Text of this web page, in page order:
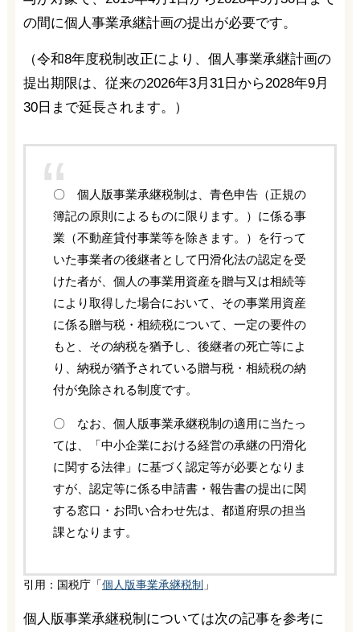
の間に個人事業承継計画の提出が必要です。
（令和8年度税制改正により、個人事業承継計画の
提出期限は、従来の2026年3月31日から2028年9月
30日まで延長されます。）
〇 個人版事業承継税制は、青色申告（正規の
簿記の原則によるものに限ります。）に係る事
業（不動産貸付事業等を除きます。）を行って
いた事業者の後継者として円滑化法の認定を受
けた者が、個人の事業用資産を贈与又は相続等
により取得した場合において、その事業用資産
に係る贈与税・相続税について、一定の要件の
もと、その納税を猶予し、後継者の死亡等によ
り、納税が猶予されている贈与税・相続税の納
付が免除される制度です。
〇 なお、個人版事業承継税制の適用に当たっ
ては、「中小企業における経営の承継の円滑化
に関する法律」に基づく認定等が必要となりま
すが、認定等に係る申請書・報告書の提出に関
する窓口・お問い合わせ先は、都道府県の担当
課となります。
引用：国税庁「 個人版事業承継税制 」
個人版事業承継税制については次の記事を参考に